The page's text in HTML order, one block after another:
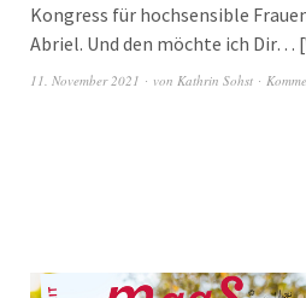
Kongress für hochsensible
Abriel. Und den möchte ich Dir…
11. November 2021 von Kathrin Sohst